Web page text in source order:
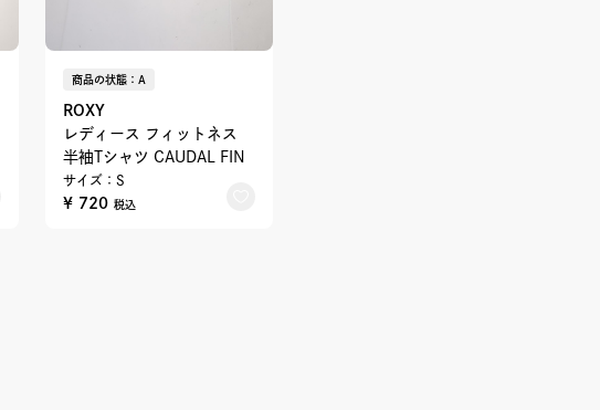
商品の状態：A
ROXY
レディース フィットネス
半袖Tシャツ CAUDAL FIN
サイズ：S
¥ 720 税込